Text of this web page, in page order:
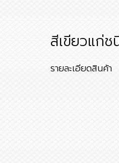
สีเขียวแก่
รายละเอียดสินค้า